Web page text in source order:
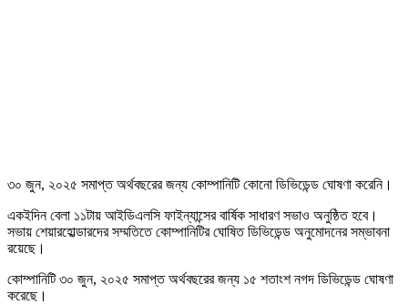
৩০ জুন, ২০২৫ সমাপ্ত অর্থবছরের জন্য কোম্পানিটি কোনো ডিভিডেন্ড ঘোষণা করেনি।
একইদিন বেলা ১১টায় আইডিএলসি ফাইন্যান্সের বার্ষিক সাধারণ সভাও অনুষ্ঠিত হবে।
সভায় শেয়ারহোল্ডারদের সম্মতিতে কোম্পানিটির ঘোষিত ডিভিডেন্ড অনুমোদনের সম্ভাবনা
রয়েছে।
কোম্পানিটি ৩০ জুন, ২০২৫ সমাপ্ত অর্থবছরের জন্য ১৫ শতাংশ নগদ ডিভিডেন্ড ঘোষণা
করেছে।